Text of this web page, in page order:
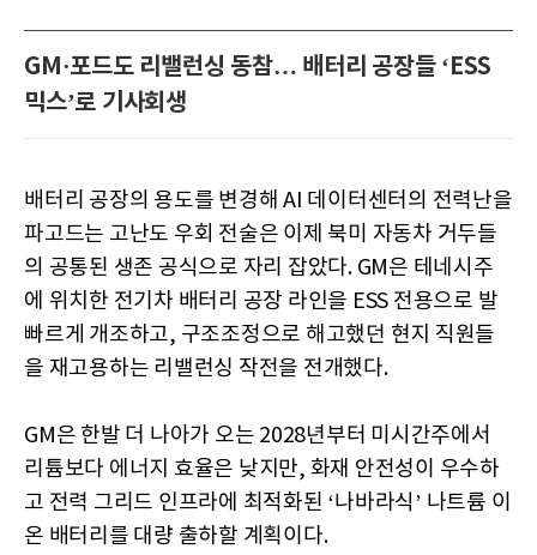
GM·포드도 리밸런싱 동참… 배터리 공장들 ‘ESS
믹스’로 기사회생
배터리 공장의 용도를 변경해 AI 데이터센터의 전력난을
파고드는 고난도 우회 전술은 이제 북미 자동차 거두들
의 공통된 생존 공식으로 자리 잡았다. GM은 테네시주
에 위치한 전기차 배터리 공장 라인을 ESS 전용으로 발
빠르게 개조하고, 구조조정으로 해고했던 현지 직원들
을 재고용하는 리밸런싱 작전을 전개했다.
GM은 한발 더 나아가 오는 2028년부터 미시간주에서
리튬보다 에너지 효율은 낮지만, 화재 안전성이 우수하
고 전력 그리드 인프라에 최적화된 ‘나바라식’ 나트륨 이
온 배터리를 대량 출하할 계획이다.